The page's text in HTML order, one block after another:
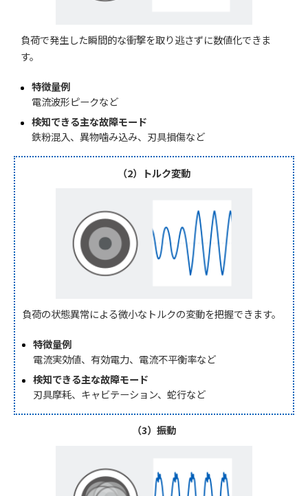
負荷で発生した瞬間的な衝撃を取り逃さずに数値化できま
す。
特徴量例
電流波形ピークなど
検知できる主な故障モード
鉄粉混入、異物噛み込み、刃具損傷など
（2）トルク変動
負荷の状態異常による微小なトルクの変動を把握できます。
特徴量例
電流実効値、有効電力、電流不平衡率など
検知できる主な故障モード
刃具摩耗、キャビテーション、蛇行など
（3）振動